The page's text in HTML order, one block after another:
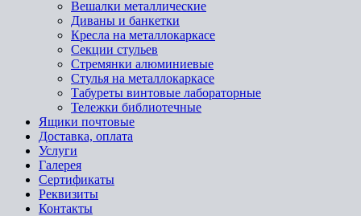
Вешалки металлические
Диваны и банкетки
Кресла на металлокаркасе
Секции стульев
Стремянки алюминиевые
Стулья на металлокаркасе
Табуреты винтовые лабораторные
Тележки библиотечные
Ящики почтовые
Доставка, оплата
Услуги
Галерея
Сертификаты
Реквизиты
Контакты